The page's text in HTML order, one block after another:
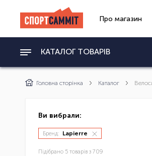
Про магазин
КАТАЛОГ ТОВАРІВ
Головна сторінка Каталог
Ви вибрали:
Бренд: Lapierre
Підібрано 5 товарів з 709